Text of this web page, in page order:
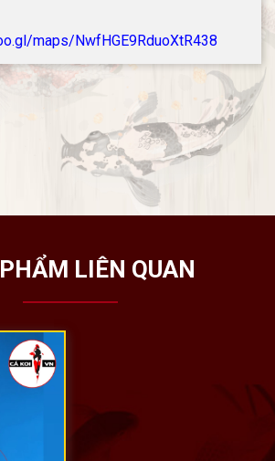
maps/NwfHGE9RduoXtR438
LIÊN QUAN